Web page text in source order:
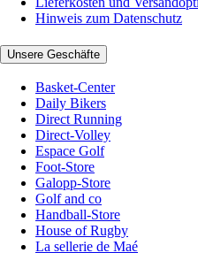
Hinweis zum Datenschutz
Unsere Geschäfte
Basket-Center
Daily Bikers
Direct Running
Direct-Volley
Espace Golf
Foot-Store
Galopp-Store
Golf and co
Handball-Store
House of Rugby
La sellerie de Maé